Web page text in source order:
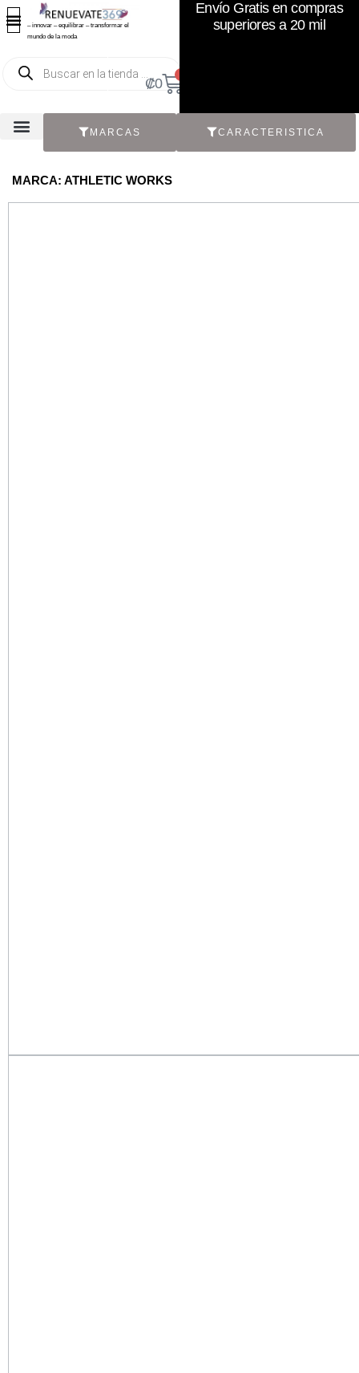
– innovar – equilibrar – transformar el
mundo de la moda
₡0
Envío Gratis en compras
superiores a 20 mil
MARCAS CARACTERISTICA
MARCA: ATHLETIC WORKS